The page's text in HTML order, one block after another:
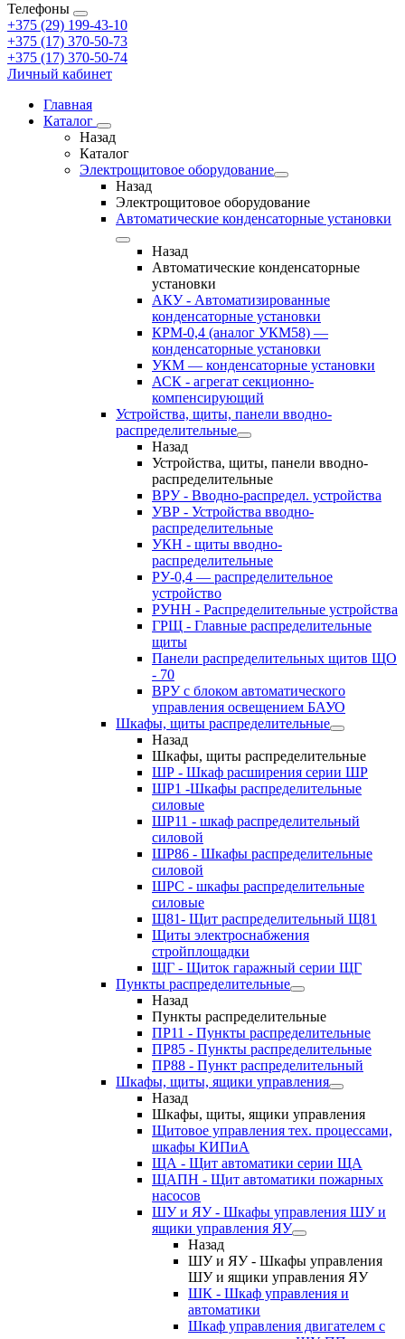
Телефоны
+375 (29) 199-43-10
+375 (17) 370-50-73
+375 (17) 370-50-74
Личный кабинет
Главная
Каталог
Назад
Каталог
Электрощитовое оборудование
Назад
Электрощитовое оборудование
Автоматические конденсаторные установки
Назад
Автоматические конденсаторные
установки
АКУ - Автоматизированные
конденсаторные установки
КРМ-0,4 (аналог УКМ58) —
конденсаторные установки
УКМ — конденсаторные установки
АСК - агрегат секционно-
компенсирующий
Устройства, щиты, панели вводно-
распределительные
Назад
Устройства, щиты, панели вводно-
распределительные
ВРУ - Вводно-распредел. устройства
УВР - Устройства вводно-
распределительные
УКН - щиты вводно-
распределительные
РУ-0,4 — распределительное
устройство
РУНН - Распределительные устройства
ГРЩ - Главные распределительные
щиты
Панели распределительных щитов ЩО
- 70
ВРУ с блоком автоматического
управления освещением БАУО
Шкафы, щиты распределительные
Назад
Шкафы, щиты распределительные
ШР - Шкаф расширения серии ШР
ШР1 -Шкафы распределительные
силовые
ШР11 - шкаф распределительный
силовой
ШР86 - Шкафы распределительные
силовой
ШРС - шкафы распределительные
силовые
Щ81- Щит распределительный Щ81
Щиты электроснабжения
стройплощадки
ЩГ - Щиток гаражный серии ЩГ
Пункты распределительные
Назад
Пункты распределительные
ПР11 - Пункты распределительные
ПР85 - Пункты распределительные
ПР88 - Пункт распределительный
Шкафы, щиты, ящики управления
Назад
Шкафы, щиты, ящики управления
Щитовое управления тех. процессами,
шкафы КИПиА
ЩА - Щит автоматики серии ЩА
ЩАПН - Щит автоматики пожарных
насосов
ШУ и ЯУ - Шкафы управления ШУ и
ящики управления ЯУ
Назад
ШУ и ЯУ - Шкафы управления
ШУ и ящики управления ЯУ
ШК - Шкаф управления и
автоматики
Шкаф управления двигателем с